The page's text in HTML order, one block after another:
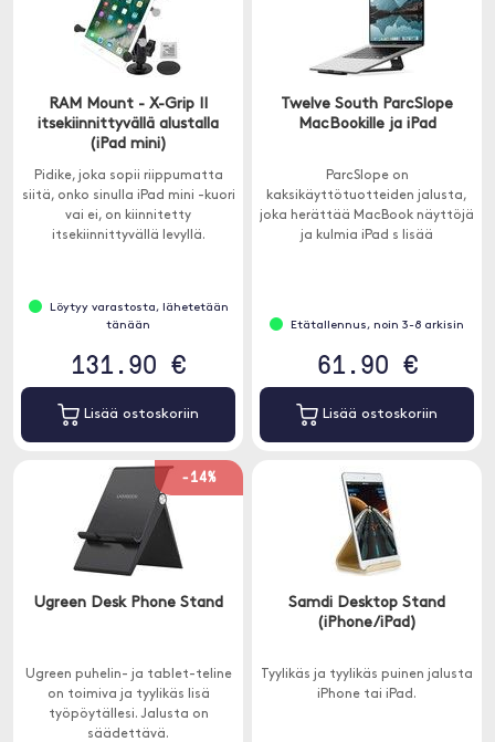
RAM Mount - X-Grip II
itsekiinnittyvällä alustalla
(iPad mini)
Pidike, joka sopii riippumatta
siitä, onko sinulla iPad mini -kuori
vai ei, on kiinnitetty
itsekiinnittyvällä levyllä.
Löytyy varastosta, lähetetään
tänään
131.90 €
Lisää ostoskoriin
Twelve South ParcSlope
MacBookille ja iPad
ParcSlope on
kaksikäyttötuotteiden jalusta,
joka herättää MacBook näyttöjä
ja kulmia iPad s lisää
Etätallennus, noin 3-8 arkisin
61.90 €
Lisää ostoskoriin
-14%
Ugreen Desk Phone Stand
Ugreen puhelin- ja tablet-teline
on toimiva ja tyylikäs lisä
työpöytällesi. Jalusta on
säädettävä.
Samdi Desktop Stand
(iPhone/iPad)
Tyylikäs ja tyylikäs puinen jalusta
iPhone tai iPad.